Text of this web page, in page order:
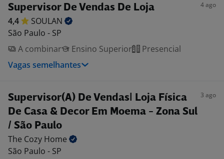
Supervisor De Vendas De Loja 4 ago
4,4
SOULAN
São Paulo - SP
A combinar
Ensino Superior
Presencial
Vagas semelhantes
Supervisor(A) De Vendas| Loja Física
De Casa & Decor Em Moema - Zona Sul
/ São Paulo
3 ago
The Cozy Home
São Paulo - SP